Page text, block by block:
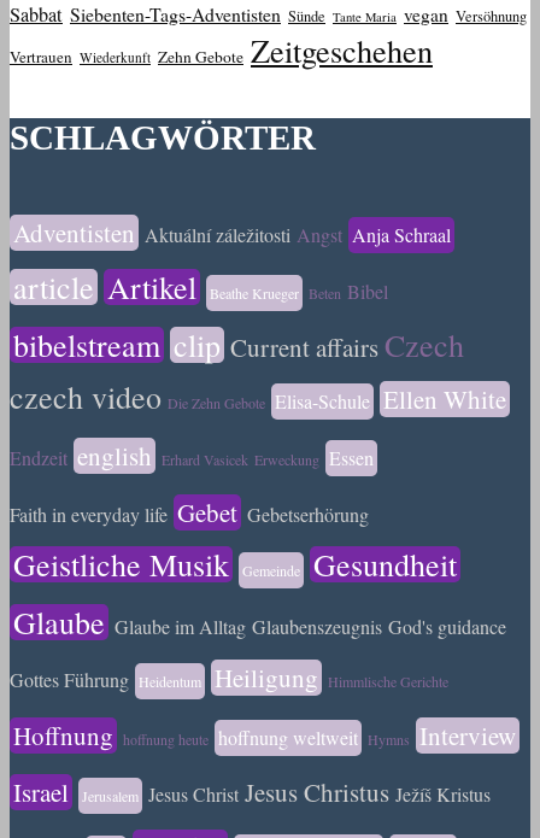
Sabbat Siebenten-Tags-Adventisten Sünde Tante Maria vegan Versöhnung
Vertrauen Wiederkunft Zehn Gebote Zeitgeschehen
SCHLAGWÖRTER
Adventisten Aktuální záležitosti Angst Anja Schraal
article Artikel Beathe Krueger Beten Bibel
bibelstream clip Current affairs Czech
czech video Die Zehn Gebote Elisa-Schule Ellen White
Endzeit english Erhard Vasicek Erweckung Essen
Faith in everyday life Gebet Gebetserhörung
Geistliche Musik Gemeinde
Gesundheit
Glaube Glaube im Alltag Glaubenszeugnis God's guidance
Gottes Führung Heidentum Heiligung Himmlische Gerichte
Hoffnung hoffnung heute hoffnung weltweit Hymns
Interview
Israel
Jerusalem Jesus Christ Jesus Christus Ježíš Kristus